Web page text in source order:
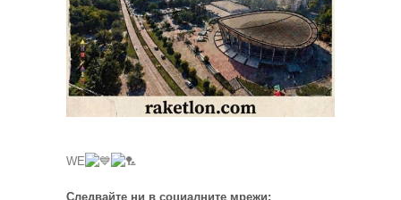
WE
Следвайте ни в социалните мрежи: